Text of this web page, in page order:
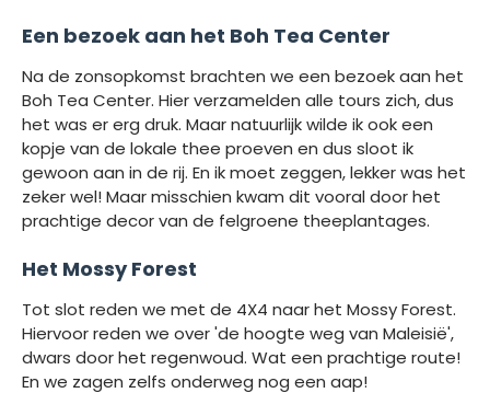
Een bezoek aan het Boh Tea Center
Na de zonsopkomst brachten we een bezoek aan het
Boh Tea Center. Hier verzamelden alle tours zich, dus
het was er erg druk. Maar natuurlijk wilde ik ook een
kopje van de lokale thee proeven en dus sloot ik
gewoon aan in de rij. En ik moet zeggen, lekker was het
zeker wel! Maar misschien kwam dit vooral door het
prachtige decor van de felgroene theeplantages.
Het Mossy Forest
Tot slot reden we met de 4X4 naar het Mossy Forest.
Hiervoor reden we over 'de hoogte weg van Maleisië',
dwars door het regenwoud. Wat een prachtige route!
En we zagen zelfs onderweg nog een aap!